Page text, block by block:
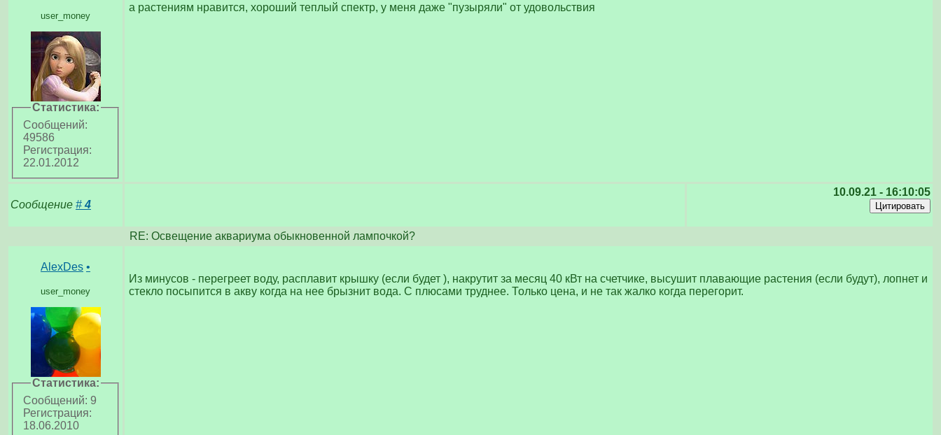
user_money
Статистика:
Сообщений:
49586
Регистрация:
22.01.2012
а растениям нравится, хороший теплый спектр, у меня даже "пузыряли" от удовольствия
Сообщение #4
10.09.21 - 16:10:05
RE: Освещение аквариума обыкновенной лампочкой?
AlexDes •
user_money
Статистика:
Сообщений: 9
Регистрация:
18.06.2010
Из минусов - перегреет воду, расплавит крышку (если будет ), накрутит за месяц 40 кВт на счетчике, высушит плавающие растения (если будут), лопнет и
стекло посыпится в акву когда на нее брызнит вода. С плюсами труднее. Только цена, и не так жалко когда перегорит.